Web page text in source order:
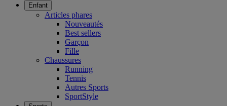
Enfant
Articles phares
Nouveautés
Best sellers
Garçon
Fille
Chaussures
Running
Tennis
Autres Sports
SportStyle